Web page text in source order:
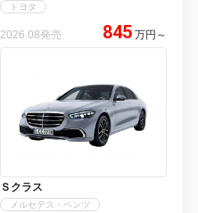
トヨタ
2026.08発売 845 万円 ～
Ｓクラス
メルセデス・ベンツ